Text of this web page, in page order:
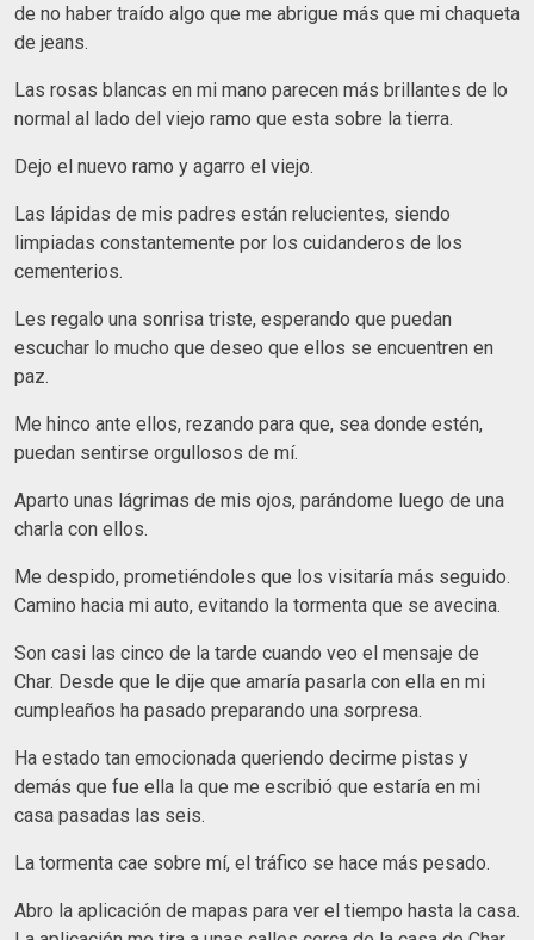
de no haber traído algo que me abrigue más que mi chaqueta
de jeans.
Las rosas blancas en mi mano parecen más brillantes de lo
normal al lado del viejo ramo que esta sobre la tierra.
Dejo el nuevo ramo y agarro el viejo.
Las lápidas de mis padres están relucientes, siendo
limpiadas constantemente por los cuidanderos de los
cementerios.
Les regalo una sonrisa triste, esperando que puedan
escuchar lo mucho que deseo que ellos se encuentren en
paz.
Me hinco ante ellos, rezando para que, sea donde estén,
puedan sentirse orgullosos de mí.
Aparto unas lágrimas de mis ojos, parándome luego de una
charla con ellos.
Me despido, prometiéndoles que los visitaría más seguido.
Camino hacia mi auto, evitando la tormenta que se avecina.
Son casi las cinco de la tarde cuando veo el mensaje de
Char. Desde que le dije que amaría pasarla con ella en mi
cumpleaños ha pasado preparando una sorpresa.
Ha estado tan emocionada queriendo decirme pistas y
demás que fue ella la que me escribió que estaría en mi
casa pasadas las seis.
La tormenta cae sobre mí, el tráfico se hace más pesado.
Abro la aplicación de mapas para ver el tiempo hasta la casa.